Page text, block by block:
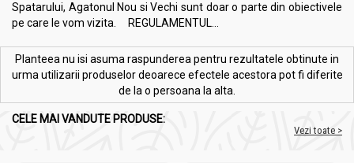
Spatarului, Agatonul Nou si Vechi sunt doar o parte din obiectivele
pe care le vom vizita. REGULAMENTUL...
Planteea nu isi asuma raspunderea pentru rezultatele obtinute in
urma utilizarii produselor deoarece efectele acestora pot fi diferite
de la o persoana la alta.
CELE MAI VANDUTE PRODUSE:
Vezi toate >